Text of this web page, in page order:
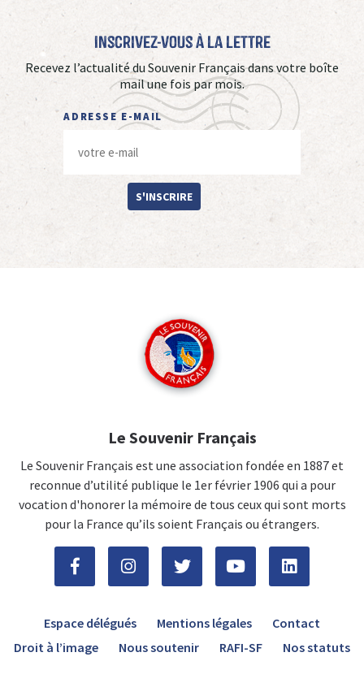
Inscrivez-vous à La Lettre
Recevez l’actualité du Souvenir Français dans votre boîte
mail une fois par mois.
ADRESSE E-MAIL
S'INSCRIRE
Le Souvenir Français
Le Souvenir Français est une association fondée en 1887 et
reconnue d’utilité publique le 1er février 1906 qui a pour
vocation d'honorer la mémoire de tous ceux qui sont morts
pour la France qu’ils soient Français ou étrangers.
Espace délégués Mentions légales
Contact
Droit à l’image
Nous soutenir RAFI-SF Nos statuts